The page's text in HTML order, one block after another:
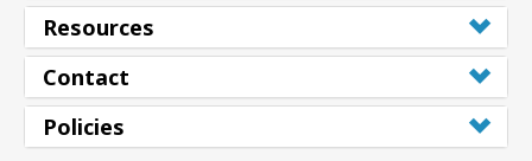
Resources
Contact
Policies